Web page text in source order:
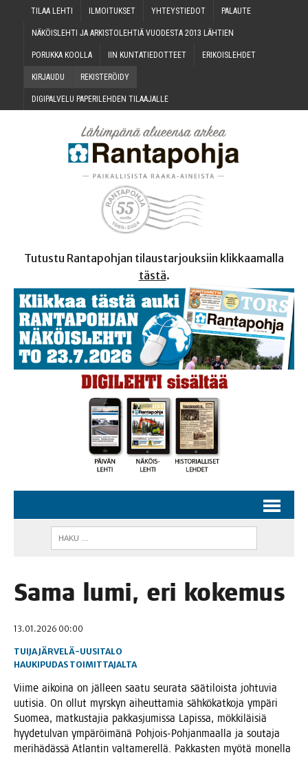
TILAA LEH­TI ILMOI­TUK­SET YHTEYS­TIE­DOT PALAU­TE
NÄKÖIS­LEH­TI JA ARKIS­TO­LEH­TIÄ VUO­DES­TA 2013 LÄHTIEN
PORUK­KA KOOLLA IIN KUN­TA­TIE­DOT­TEET ERI­KOIS­LEH­DET
KIR­JAU­DU REKIS­TE­RÖI­DY
DIGI­PAL­VE­LU PAPE­RI­LEH­DEN TILAAJALLE
Tutustu Rantapohjan tilaustarjouksiin klikkaamalla
tästä.
Sama lumi, eri kokemus
13.01.2026 00:00
TUIJA JÄRVELÄ-UUSITALO
HAUKIPUDAS TOIMITTAJALTA
Vii­me aikoi­na on jäl­leen saa­tu seu­ra­ta sää­ti­lois­ta joh­tu­via
uuti­sia. On ollut myrs­kyn aiheut­ta­mia säh­kö­kat­ko­ja ympä­ri
Suo­mea, mat­kus­ta­jia pak­kas­ju­mis­sa Lapis­sa, mök­ki­läi­siä
hyy­de­tul­van ympä­röi­mä­nä Poh­jois-Poh­jan­maal­la ja sou­ta­ja
meri­hä­däs­sä Atlan­tin val­ta­me­rel­lä. Pak­kas­ten myö­tä monel­la